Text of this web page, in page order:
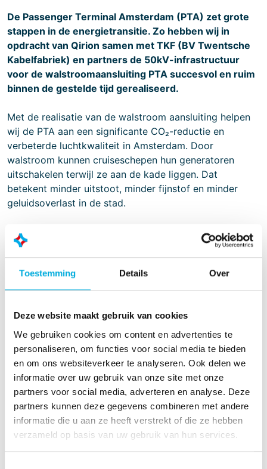
Toestemming Details Over
Deze website maakt gebruik van cookies
We gebruiken cookies om content en advertenties te
personaliseren, om functies voor social media te bieden
en om ons websiteverkeer te analyseren. Ook delen we
informatie over uw gebruik van onze site met onze
partners voor social media, adverteren en analyse. Deze
partners kunnen deze gegevens combineren met andere
informatie die u aan ze heeft verstrekt of die ze hebben
verzameld op basis van uw gebruik van hun services.
De Passenger Terminal Amsterdam (PTA) zet grote
stappen in de energietransitie. Zo hebben wij in
opdracht van Qirion samen met TKF (BV Twentsche
Kabelfabriek) en partners de 50kV-infrastructuur
voor de walstroomaansluiting PTA succesvol en ruim
binnen de gestelde tijd gerealiseerd.
Met de realisatie van de walstroom aansluiting helpen
wij de PTA aan een significante CO₂-reductie en
verbeterde luchtkwaliteit in Amsterdam. Door
walstroom kunnen cruiseschepen hun generatoren
uitschakelen terwijl ze aan de kade liggen. Dat
betekent minder uitstoot, minder fijnstof en minder
geluidsoverlast in de stad.
Voor dit project hebben wij onder andere de
PFISTERER
Connex-stekkers en eindsluitingen
geleverd. Deze componenten spelen een cruciale rol in
de betrouwbaarheid en de veilige aansluiting van de
walstroomvoorziening.
Meer informatie? Neem contact op met onze collega
Joost van der Poel.
Meer informatie?
Joost van der Poel
Accountmanager
+31 (0)6 22 65 81 84
joost.van.der.poel@batenburg.nl